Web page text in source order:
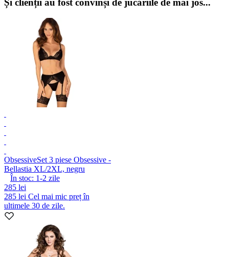
Și clienții au fost convinși de jucăriile de mai jos...
ObsessiveSet 3 piese Obsessive -
Bellastia XL/2XL, negru
În stoc: 1-2 zile
285 lei
285 lei Cel mai mic preț în
ultimele 30 de zile.